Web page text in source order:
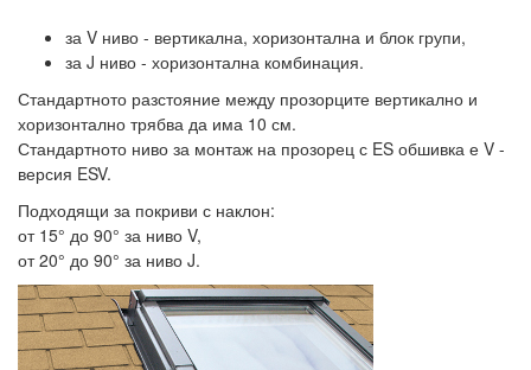
за V ниво - вертикална, хоризонтална и блок групи,
за J ниво - хоризонтална комбинация.
Стандартното разстояние между прозорците вертикално и
хоризонтално трябва да има 10 см.
Стандартното ниво за монтаж на прозорец с ES обшивка е V -
версия ESV.
Подходящи за покриви с наклон:
от 15° до 90° за ниво V,
от 20° до 90° за ниво J.